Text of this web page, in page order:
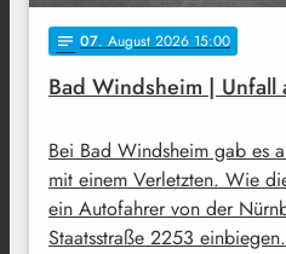
notes 07. August 2026 15:00
Bad Windsheim | Unfall
Bei Bad Windsheim gab es
mit einem Verletzten. Wie
ein Autofahrer von der
Staatsstraße 2253